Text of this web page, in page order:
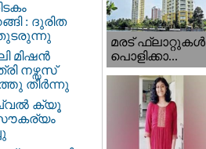
: ദുരിത
തുടരുന്നു
മിഷൻ
നഴ്സസ്
തീർന്നു
ക്യൂ
മരട് ഫ്ലാറ്റുകൾ
പൊളിക്കാ...